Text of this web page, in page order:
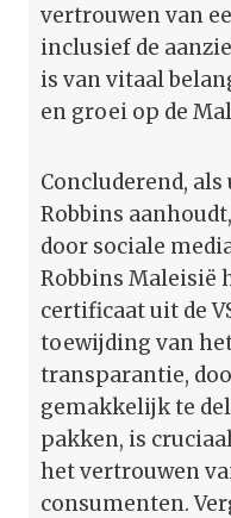
vertrouwen van
inclusief de
is van vitaal
en groei op de
Concluderend,
Robbins
door sociale
Robbins Maleisië
certificaat uit de
toewijding van
transparantie,
gemakkelijk te
pakken, is
het vertrouwen
consumenten.